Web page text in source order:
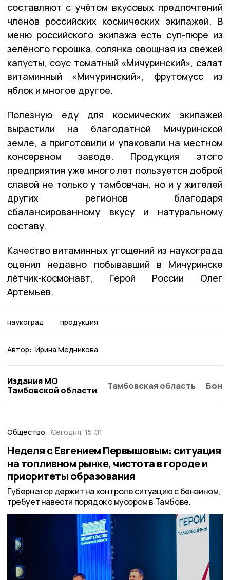
составляют с учётом вкусовых предпочтений
членов российских космических экипажей. В
меню российского экипажа есть суп-пюре из
зелёного горошка, солянка овощная из свежей
капусты, соус томатный «Мичуринский», салат
витаминный «Мичуринский», фрутомусс из
яблок и многое другое.
Полезную еду для космических экипажей
вырастили на благодатной Мичуринской
земле, а приготовили и упаковали на местном
консервном заводе. Продукция этого
предприятия уже много лет пользуется доброй
славой не только у тамбовчан, но и у жителей
других регионов благодаря
сбалансированному вкусу и натуральному
составу.
Качество витаминных угощений из наукограда
оценил недавно побывавший в Мичуринске
лётчик-космонавт, Герой России Олег
Артемьев.
наукоград продукция
Автор: Ирина Медникова
Издания МО
Тамбовской области
Тамбовская область
Общество Сегодня, 15:01
Неделя с Евгением Первышовым: ситуация
на топливном рынке, чистота в городе и
приоритеты образования
Губернатор держит на контроле ситуацию с бензином,
требует навести порядок с мусором в Тамбове.